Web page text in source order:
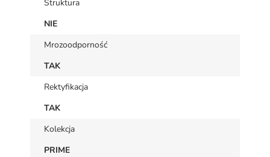
Struktura
NIE
Mrozoodporność
TAK
Rektyfikacja
TAK
Kolekcja
PRIME